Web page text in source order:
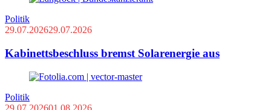
Politik
29.07.202629.07.2026
Kabinettsbeschluss bremst Solarenergie aus
Politik
29.07.202601.08.2026